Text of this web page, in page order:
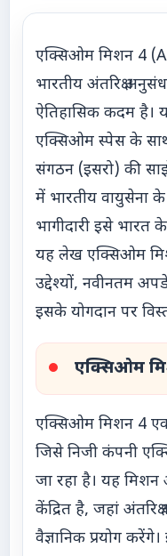
एक्सिओम मिशन 4
भारतीय अंतरिक्ष
ऐतिहासिक कदम है।
एक्सिओम स्पेस के साथ
संगठन (इसरो) की
में भारतीय वायुसेना
भागीदारी इसे भारत
यह लेख एक्सिओम
उद्देश्यों, नवीनतम
इसके योगदान पर
एक्सिओम
एक्सिओम मिशन 4 एक
जिसे निजी कंपनी
जा रहा है। यह मिशन
केंद्रित है, जहां
वैज्ञानिक प्रयोग